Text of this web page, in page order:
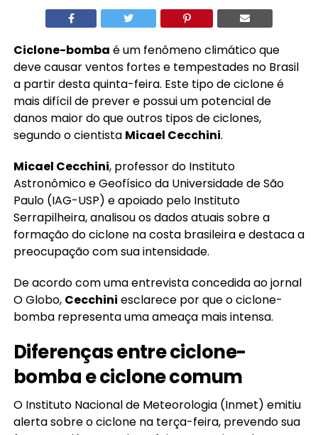
Ciclone-bomba é um fenômeno climático que
deve causar ventos fortes e tempestades no Brasil
a partir desta quinta-feira. Este tipo de ciclone é
mais difícil de prever e possui um potencial de
danos maior do que outros tipos de ciclones,
segundo o cientista Micael Cecchini.
Micael Cecchini, professor do Instituto
Astronômico e Geofísico da Universidade de São
Paulo (IAG-USP) e apoiado pelo Instituto
Serrapilheira, analisou os dados atuais sobre a
formação do ciclone na costa brasileira e destaca a
preocupação com sua intensidade.
De acordo com uma entrevista concedida ao jornal
O Globo, Cecchini esclarece por que o ciclone-
bomba representa uma ameaça mais intensa.
Diferenças entre ciclone-
bomba e ciclone comum
O Instituto Nacional de Meteorologia (Inmet) emitiu
alerta sobre o ciclone na terça-feira, prevendo sua